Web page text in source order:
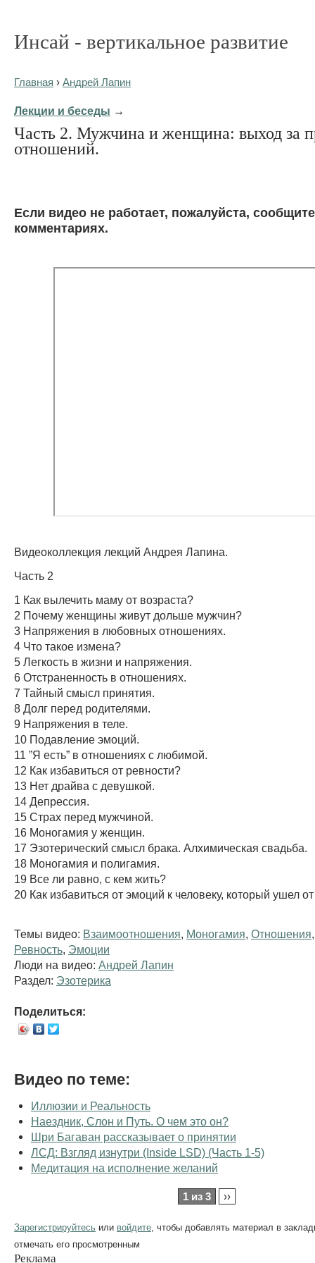
Инсай - вертикальное развитие
Главная › Андрей Лапин
Лекции и беседы →
Часть 2. Мужчина и женщина: выход за
отношений.
Eсли видео не работает, пожалуйста,
комментариях.
Видеоколлекция лекций Андрея Лапина.
Часть 2
1 Как вылечить маму от возраста?
2 Почему женщины живут дольше мужчин?
3 Напряжения в любовных отношениях.
4 Что такое измена?
5 Легкость в жизни и напряжения.
6 Отстраненность в отношениях.
7 Тайный смысл принятия.
8 Долг перед родителями.
9 Напряжения в теле.
10 Подавление эмоций.
11 ”Я есть” в отношениях с любимой.
12 Как избавиться от ревности?
13 Нет драйва с девушкой.
14 Депрессия.
15 Страх перед мужчиной.
16 Моногамия у женщин.
17 Эзотерический смысл брака. Алхимическая свадьба.
18 Моногамия и полигамия.
19 Все ли равно, с кем жить?
20 Как избавиться от эмоций к человеку, который ушел
Темы видео: Взаимоотношения Моногамия Отношения
Ревность Эмоции
Люди на видео: Андрей Лапин
Раздел: Эзотерика
Поделиться:
Видео по теме:
Иллюзии и Реальность
Наездник, Слон и Путь. О чем это он?
Шри Багаван рассказывает о принятии
ЛСД: Взгляд изнутри (Inside LSD) (Часть 1-5)
Медитация на исполнение желаний
1 из 3 ››
Зарегистрируйтесь или войдите , чтобы добавлять материал в
отмечать его просмотренным
Реклама